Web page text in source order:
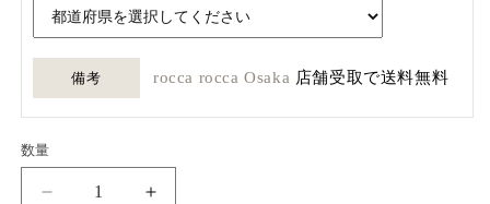
備考 rocca rocca Osaka 店舗受取で送料無料
数
数量